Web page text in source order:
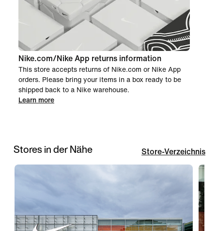
Nike.com/Nike App returns information
This store accepts returns of Nike.com or Nike App
orders. Please bring your items in a box ready to be
shipped back to a Nike warehouse.
Learn more
Stores in der Nähe Store-Verzeichnis